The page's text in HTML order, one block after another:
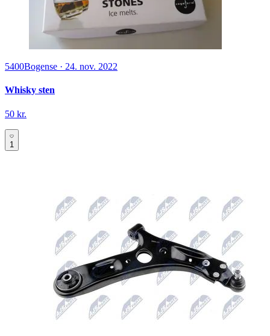
5400Bogense · 24. nov. 2022
Whisky sten
50 kr.
1